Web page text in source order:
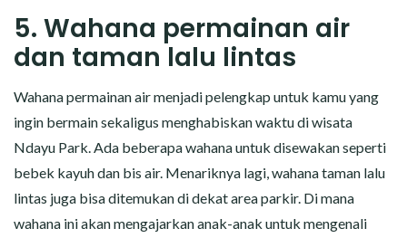
5. Wahana permainan air
dan taman lalu lintas
Wahana permainan air menjadi pelengkap untuk kamu yang
ingin bermain sekaligus menghabiskan waktu di wisata
Ndayu Park. Ada beberapa wahana untuk disewakan seperti
bebek kayuh dan bis air. Menariknya lagi, wahana taman lalu
lintas juga bisa ditemukan di dekat area parkir. Di mana
wahana ini akan mengajarkan anak-anak untuk mengenali